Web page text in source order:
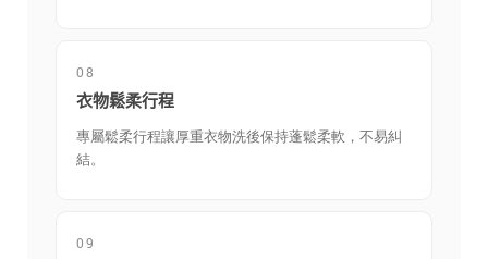
08
衣物鬆柔行程
專屬鬆柔行程讓厚重衣物洗後保持蓬鬆柔軟，不易糾
結。
09